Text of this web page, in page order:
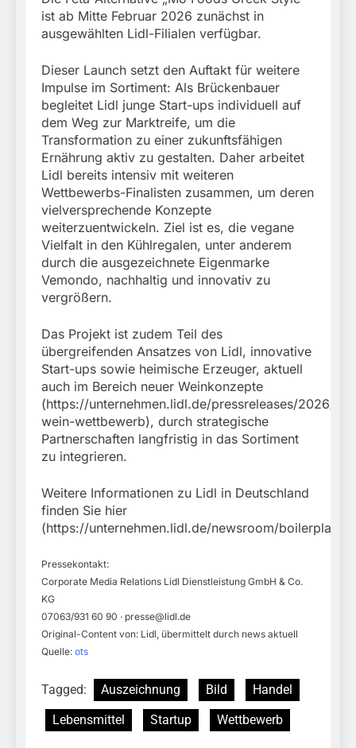
ist ab Mitte Februar 2026 zunächst in
ausgewählten Lidl-Filialen verfügbar.
Dieser Launch setzt den Auftakt für weitere
Impulse im Sortiment: Als Brückenbauer
begleitet Lidl junge Start-ups individuell auf
dem Weg zur Marktreife, um die
Transformation zu einer zukunftsfähigen
Ernährung aktiv zu gestalten. Daher arbeitet
Lidl bereits intensiv mit weiteren
Wettbewerbs-Finalisten zusammen, um deren
vielversprechende Konzepte
weiterzuentwickeln. Ziel ist es, die vegane
Vielfalt in den Kühlregalen, unter anderem
durch die ausgezeichnete Eigenmarke
Vemondo, nachhaltig und innovativ zu
vergrößern.
Das Projekt ist zudem Teil des
übergreifenden Ansatzes von Lidl, innovative
Start-ups sowie heimische Erzeuger, aktuell
auch im Bereich neuer Weinkonzepte
(https://unternehmen.lidl.de/pressreleases/2026/
wein-wettbewerb), durch strategische
Partnerschaften langfristig in das Sortiment
zu integrieren.
Weitere Informationen zu Lidl in Deutschland
finden Sie hier
(https://unternehmen.lidl.de/newsroom/boilerplate).
Pressekontakt:
Corporate Media Relations Lidl Dienstleistung GmbH & Co.
KG
07063/931 60 90 · presse@lidl.de
Original-Content von: Lidl, übermittelt durch news aktuell
Quelle: ots
Tagged: Auszeichnung Bild
Handel
Lebensmittel
Startup Wettbewerb